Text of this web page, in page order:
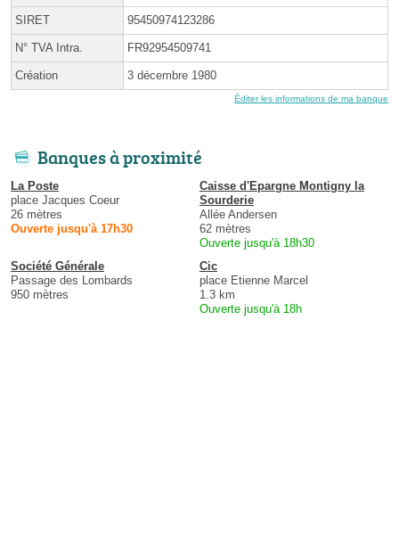
SIRET 95450974123286
N° TVA Intra. FR92954509741
Création 3 décembre 1980
Éditer les informations de ma banque
Banques à proximité
La Poste
place Jacques Coeur
26 mètres
Ouverte jusqu'à 17h30
Caisse d'Epargne Montigny la
Sourderie
Allée Andersen
62 mètres
Ouverte jusqu'à 18h30
Société Générale
Passage des Lombards
950 mètres
Cic
place Etienne Marcel
1.3 km
Ouverte jusqu'à 18h